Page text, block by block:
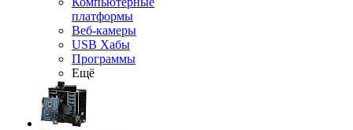
платформы
Веб-камеры
USB Хабы
Программы
Ещё